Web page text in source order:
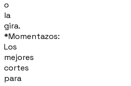
o
la
gira.
*Momentazos:
Los
mejores
cortes
para